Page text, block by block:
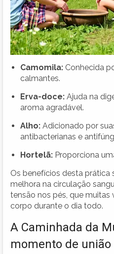
Camomila: Conhecida
calmantes.
Erva-doce: Ajuda na
aroma agradável.
Alho: Adicionado por
antibacterianas e
Hortelã: Proporciona
Os benefícios desta prática
melhora na circulação
tensão nos pés, que
corpo durante o dia todo.
A Caminhada da
momento de união